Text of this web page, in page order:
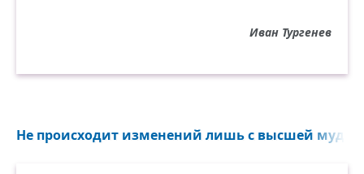
Иван Тургенев
Не происходит изменений лишь с высшей